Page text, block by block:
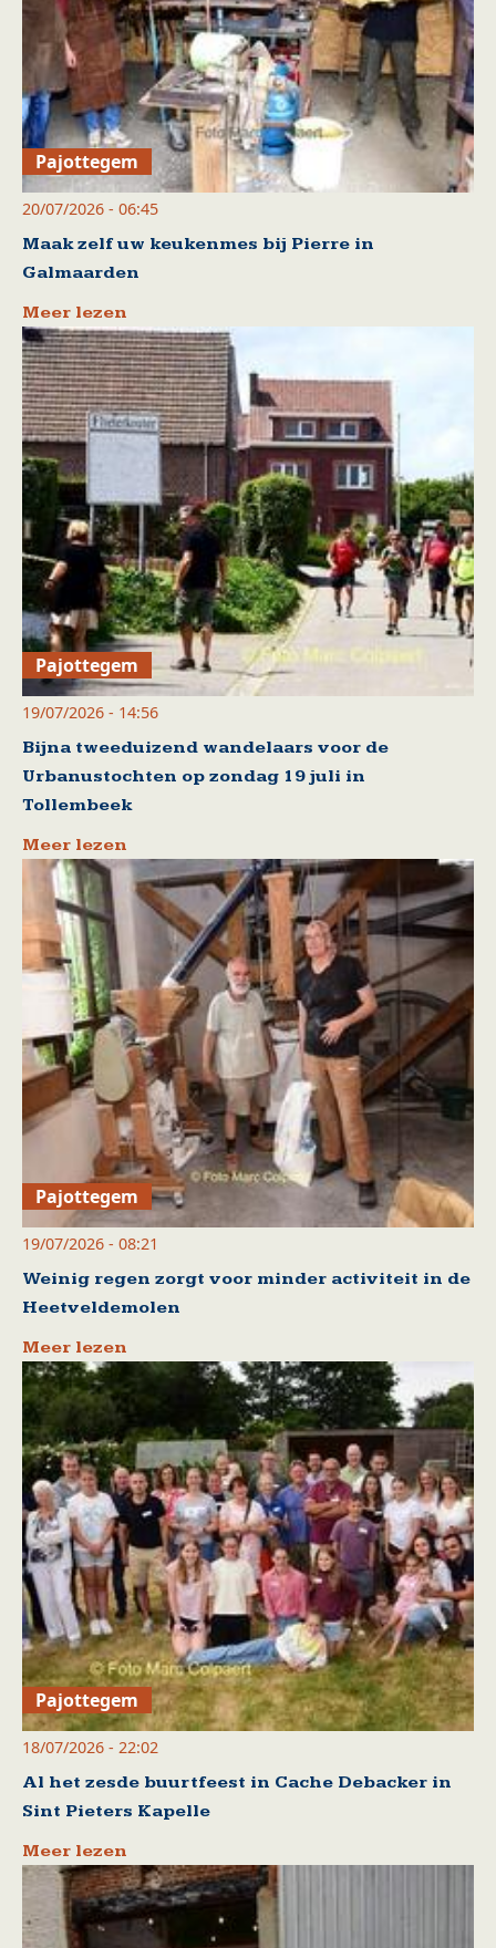
Pajottegem
20/07/2026 - 06:45
Maak zelf uw keukenmes bij Pierre in
Galmaarden
Meer lezen
Pajottegem
19/07/2026 - 14:56
Bijna tweeduizend wandelaars voor de
Urbanustochten op zondag 19 juli in
Tollembeek
Meer lezen
Pajottegem
19/07/2026 - 08:21
Weinig regen zorgt voor minder activiteit in de
Heetveldemolen
Meer lezen
Pajottegem
18/07/2026 - 22:02
Al het zesde buurtfeest in Cache Debacker in
Sint Pieters Kapelle
Meer lezen